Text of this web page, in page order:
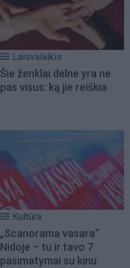
Laisvalaikis
Šie ženklai delne yra ne
pas visus: ką jie reiškia
Kultūra
„Scanorama vasara“
Nidoje – tu ir tavo 7
pasimatymai su kinu